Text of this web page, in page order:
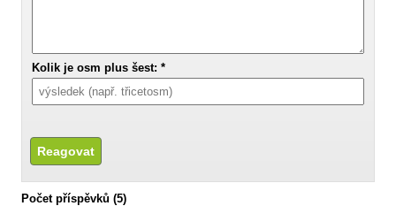
Kolik je osm plus šest: *
Počet příspěvků (5)